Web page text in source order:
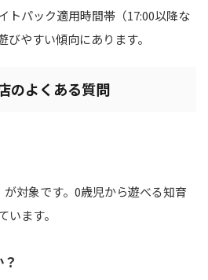
トパック適用時間帯（17:00以降な
びやすい傾向にあります。
のよくある質問
対象です。0歳児から遊べる知育
ます。